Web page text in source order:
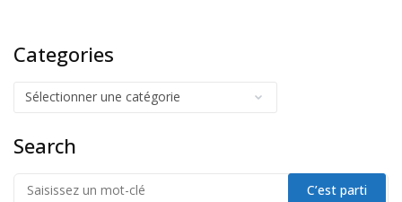
Categories
Search